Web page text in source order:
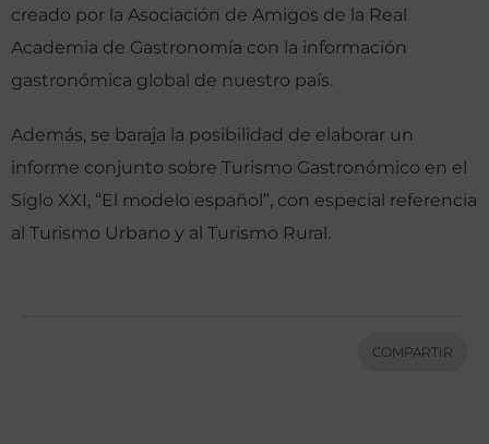
creado por la Asociación de Amigos de la Real
Academia de Gastronomía con la información
gastronómica global de nuestro país.
Además, se baraja la posibilidad de elaborar un
informe conjunto sobre Turismo Gastronómico en el
Siglo XXI, “El modelo español”, con especial referencia
al Turismo Urbano y al Turismo Rural.
COMPARTIR